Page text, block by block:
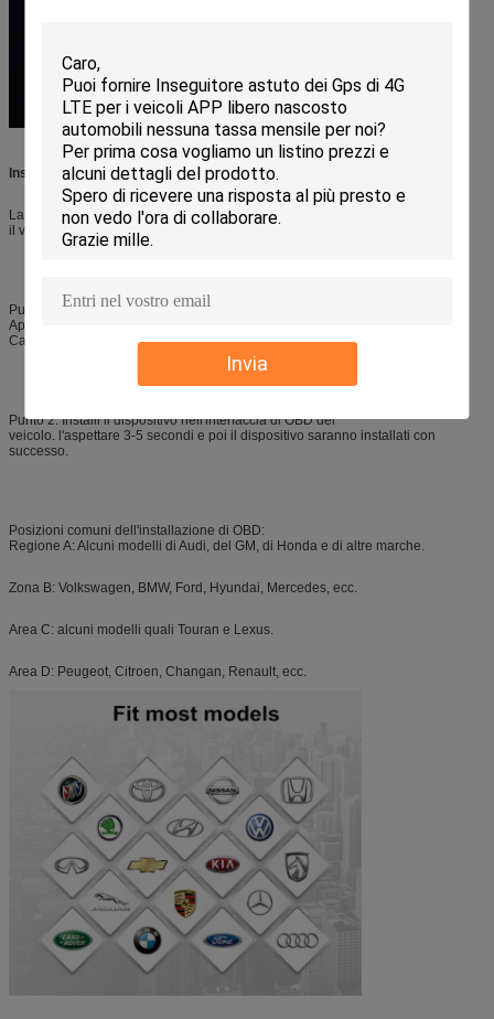
Invia
Installazione del prodotto
La maggior parte dei porti di OBD sono situati sotto
il volante e può essere usato collegandosi
Punto 1: Inseguitore con SIMcard
Apra la copertura
Carta SIM dell'inserzione
Punto 2: Installi il dispositivo nell'interfaccia di OBD del
veicolo. l'aspettare 3-5 secondi e poi il dispositivo saranno installati con
successo.
Posizioni comuni dell'installazione di OBD:
Regione A: Alcuni modelli di Audi, del GM, di Honda e di altre marche.
Zona B: Volkswagen, BMW, Ford, Hyundai, Mercedes, ecc.
Area C: alcuni modelli quali Touran e Lexus.
Area D: Peugeot, Citroen, Changan, Renault, ecc.